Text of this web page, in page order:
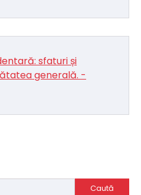
sfaturi și
generală. -
Caută